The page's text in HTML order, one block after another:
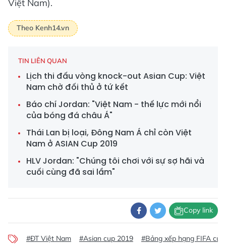
Việt Nam).
Theo Kenh14.vn
TIN LIÊN QUAN
Lịch thi đấu vòng knock-out Asian Cup: Việt
Nam chờ đối thủ ở tứ kết
Báo chí Jordan: "Việt Nam - thế lực mới nổi
của bóng đá châu Á"
Thái Lan bị loại, Đông Nam Á chỉ còn Việt
Nam ở ASIAN Cup 2019
HLV Jordan: "Chúng tôi chơi với sự sợ hãi và
cuối cùng đã sai lầm"
Copy link
#ĐT Việt Nam #Asian cup 2019 #Bảng xếp hạng FIFA